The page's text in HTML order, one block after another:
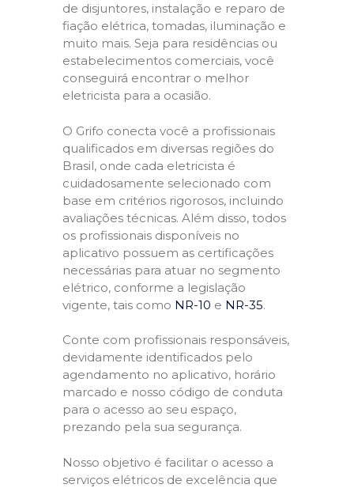
de disjuntores, instalação e reparo de
fiação elétrica, tomadas, iluminação e
muito mais. Seja para residências ou
estabelecimentos comerciais, você
conseguirá encontrar o melhor
eletricista para a ocasião.
O Grifo conecta você a profissionais
qualificados em diversas regiões do
Brasil, onde cada eletricista é
cuidadosamente selecionado com
base em critérios rigorosos, incluindo
avaliações técnicas. Além disso, todos
os profissionais disponíveis no
aplicativo possuem as certificações
necessárias para atuar no segmento
elétrico, conforme a legislação
vigente, tais como NR-10 e NR-35.
Conte com profissionais responsáveis,
devidamente identificados pelo
agendamento no aplicativo, horário
marcado e nosso código de conduta
para o acesso ao seu espaço,
prezando pela sua segurança.
Nosso objetivo é facilitar o acesso a
serviços elétricos de excelência que